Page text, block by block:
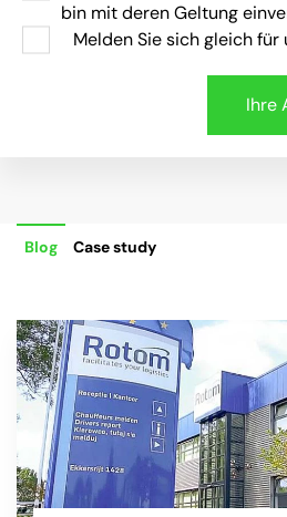
bin mit deren Geltung
Melden Sie sich gleich
Blog Case study